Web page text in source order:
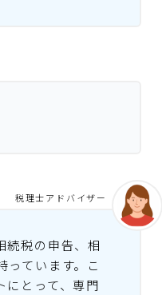
続税の申告、相
ています。こ
にとって、専門
税理士アドバイザー